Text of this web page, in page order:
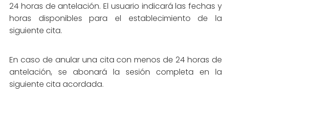
24 horas de antelación. El usuario indicará las fechas y
horas disponibles para el establecimiento de la
siguiente cita.
En caso de anular una cita con menos de 24 horas de
antelación, se abonará la sesión completa en la
siguiente cita acordada.